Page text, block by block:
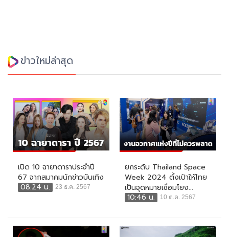
ข่าวใหม่ล่าสุด
เปิด 10 ฉายาดาราประจำปี
67 จากสมาคมนักข่าวบันเทิง
08:24 น.
23 ธ.ค. 2567
ยกระดับ Thailand Space
Week 2024 ตั้งเป้าให้ไทย
เป็นจุดหมายเชื่อมโยง...
10:46 น.
10 ต.ค. 2567